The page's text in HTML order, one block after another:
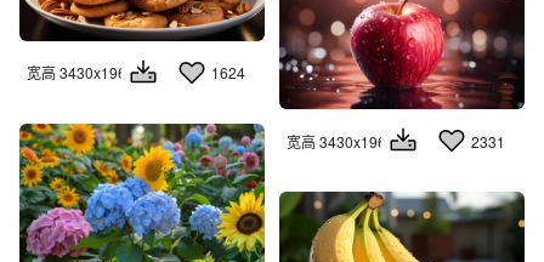
宽高 3430x1960 1624
宽高 3430x1960 2331